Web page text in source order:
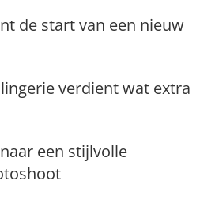
de start van een nieuw
verdient wat extra
een stijlvolle